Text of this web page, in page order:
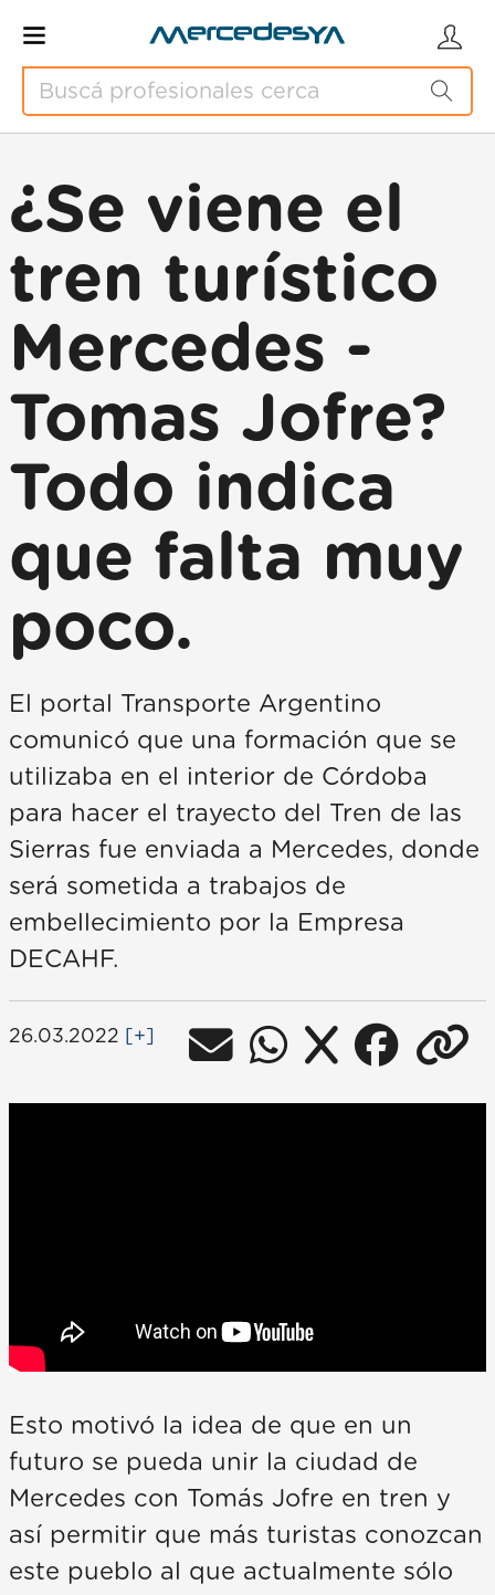
¿Se viene el
tren turístico
Mercedes -
Tomas Jofre?
Todo indica
que falta muy
poco.
El portal Transporte Argentino
comunicó que una formación que se
utilizaba en el interior de Córdoba
para hacer el trayecto del Tren de las
Sierras fue enviada a Mercedes, donde
será sometida a trabajos de
embellecimiento por la Empresa
DECAHF.
26.03.2022 [+]
Esto motivó la idea de que en un
futuro se pueda unir la ciudad de
Mercedes con Tomás Jofre en tren y
así permitir que más turistas conozcan
este pueblo al que actualmente sólo